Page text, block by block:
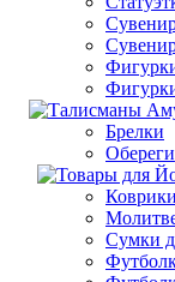
Брелки
Обереги
Сумки